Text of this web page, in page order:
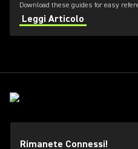
Download these guides for easy
Leggi Articolo
Rimanete Connessi!